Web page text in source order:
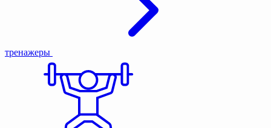
тренажеры